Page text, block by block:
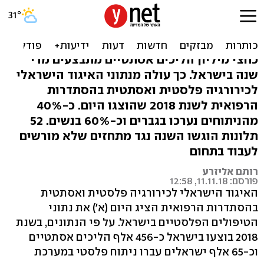
מהו הניתוח הפלסטי הנפוץ
ביותר בישראל ב-2018?
כחצי מיליון הליכים אסתטיים מתבצעים מדי
שנה בישראל. כך עולה מנתוני האיגוד הישראלי
לכירורגיה פלסטית ואסתטית בהסתדרות
הרפואית לשנת 2018 שהוצגו היום. כ-40%
מהניתוחים נערכו בגברים וכ-60% בנשים. 52
תלונות הוגשו השנה נגד מתחזים שלא מורשים
לעבוד בתחום
רותם אליזרע
פורסם: 11.11.18, 12:58
האיגוד הישראלי לכירורגיה פלסטית ואסתטית
בהסתדרות הרפואית הציג היום (א') את נתוני
הטיפולים הפלסטיים בישראל. על פי הנתונים, בשנת
2018 בוצעו בישראל כ-456 אלף הליכים אסתטיים
וכ-65 אלף ישראלים עברו ניתוח פלסטי במערכת